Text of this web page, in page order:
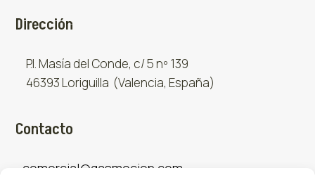
Dirección
P.I. Masía del Conde, c/ 5 nº 139
46393 Loriguilla (Valencia, España)
Contacto
comercial@gasmocion.com